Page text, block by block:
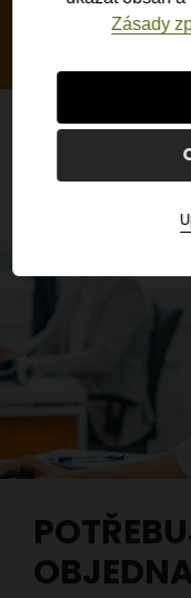
Zásady